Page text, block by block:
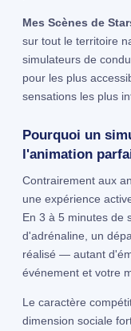
Mes Scènes de
sur tout le territoire
simulateurs de
pour les plus
sensations les plus
Pourquoi un
l'animation
Contrairement aux
une expérience
En 3 à 5 minutes de
d'adrénaline, un
réalisé — autant
événement et votre
Le caractère
dimension sociale